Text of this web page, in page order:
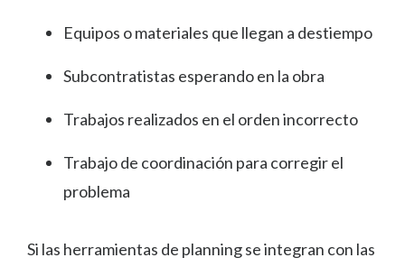
Equipos o materiales que llegan a destiempo
Subcontratistas esperando en la obra
Trabajos realizados en el orden incorrecto
Trabajo de coordinación para corregir el
problema
Si las herramientas de planning se integran con las